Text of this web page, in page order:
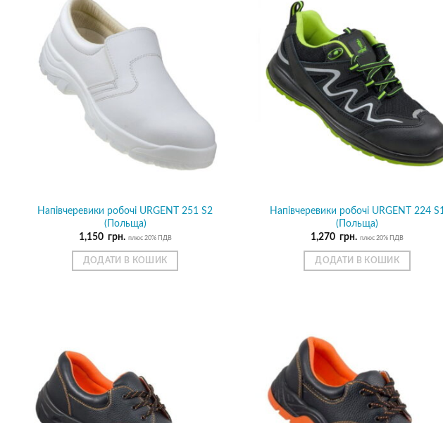
Напівчеревики робочі URGENT 251 S2
(Польща)
1,150 грн. плюс 20% ПДВ
ДОДАТИ В КОШИК
Напівчеревики робочі URGENT 224 S1
(Польща)
1,270 грн. плюс 20% ПДВ
ДОДАТИ В КОШИК